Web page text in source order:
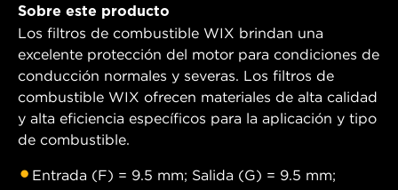
Sobre este producto
Los filtros de combustible WIX brindan una
excelente protección del motor para condiciones de
conducción normales y severas. Los filtros de
combustible WIX ofrecen materiales de alta calidad
y alta eficiencia específicos para la aplicación y tipo
de combustible.
Entrada (F) = 9.5 mm; Salida (G) = 9.5 mm;